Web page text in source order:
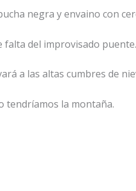
negra y envaino con
falta del improvisado puente.
a las altas cumbres de
tendríamos la montaña.